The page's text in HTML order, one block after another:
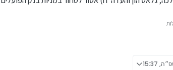
15:37